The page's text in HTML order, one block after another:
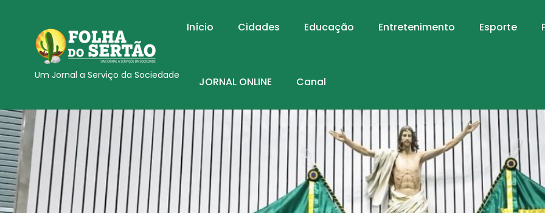
Um Jornal a Serviço da Sociedade
Início Cidades Educação Entretenimento Esporte
JORNAL ONLINE Canal